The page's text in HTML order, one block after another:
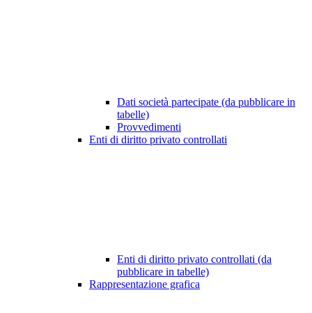
Dati società partecipate (da pubblicare in
tabelle)
Provvedimenti
Enti di diritto privato controllati
Enti di diritto privato controllati (da
pubblicare in tabelle)
Rappresentazione grafica